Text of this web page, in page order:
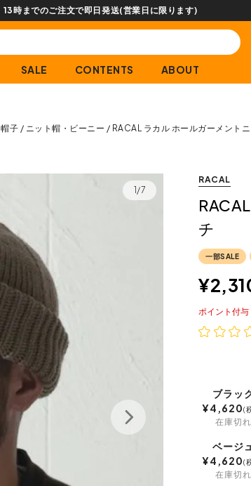
13時までのご注文で即日発送(営業日に限ります)
SALE CONTENTS ABOUT
帽子 ニット帽・ビーニー RACAL ラカル ホールガーメント
1/7
RACAL
チ
一部SALE
¥
ポイント
ブラッ
¥4,620
在庫切れ
ベージュ
¥4,620
在庫切れ